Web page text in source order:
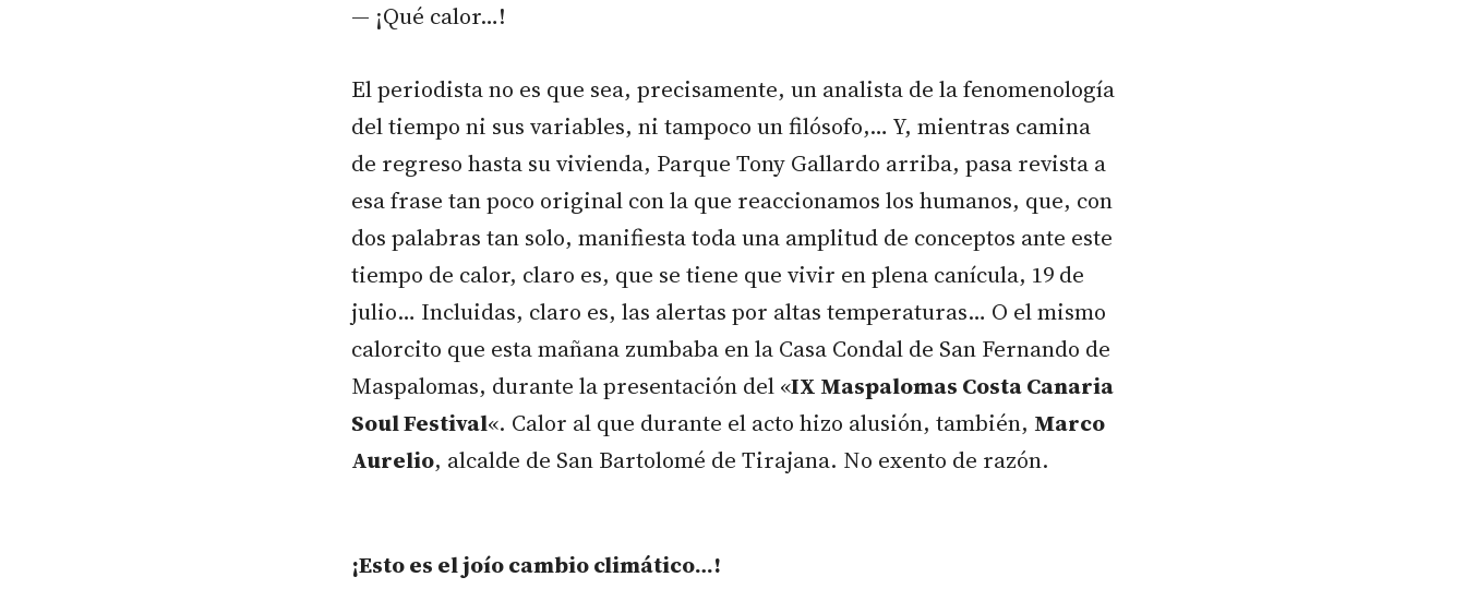
— ¡Qué calor…!
El periodista no es que sea, precisamente, un analista de la fenomenología
del tiempo ni sus variables, ni tampoco un filósofo,… Y, mientras camina
de regreso hasta su vivienda, Parque Tony Gallardo arriba, pasa revista a
esa frase tan poco original con la que reaccionamos los humanos, que, con
dos palabras tan solo, manifiesta toda una amplitud de conceptos ante este
tiempo de calor, claro es, que se tiene que vivir en plena canícula, 19 de
julio… Incluidas, claro es, las alertas por altas temperaturas… O el mismo
calorcito que esta mañana zumbaba en la Casa Condal de San Fernando de
Maspalomas, durante la presentación del «IX Maspalomas Costa Canaria
Soul Festival«. Calor al que durante el acto hizo alusión, también, Marco
Aurelio, alcalde de San Bartolomé de Tirajana. No exento de razón.
¡Esto es el joío cambio climático…!